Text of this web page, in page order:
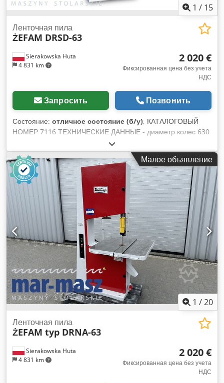
1 / 15
Sierakowska Huta
4 831 km
Ленточная пила
ŻEFAM DRSD-63
2 020 €
Фиксированная цена без учета
НДС
Запросить Позвонить
Состояние: отличное состояние (б/у), КАТАЛОГОВЫЙ
НОМЕР 7116 ТЕХНИЧЕСКИЕ ДАННЫЕ - диаметр колес 630
мм - размеры стола 880x700 мм - стол регулируется по
углу - двигатель 3 кВт - максимальная высота пропила 300
мм - вылет ленты — корпус 580 мм - диаметр патрубка для
отсоса 90 мм - 2 скорости вращения - тормоз - размеры дл/
шир/выс 1200x920x2250 мм - вес 702 кг ПРЕИМУЩЕСТВА –
польское производство Dcodpfxozh Hv Ss Alnek –
документация DTR – очень хорошее состояние –
использованная пила Нетто-цена: 8500 PLN Нетто-цена:
2020 EUR Нетто-цена рассчитана по курсу 4,2 PLN/EUR (при
значительных колебаниях курса цена может измениться)
Малое объявление
1 /20
Sierakowska Huta
4 831 km
Ленточная пила
ŻEFAM typ DRNA-63
2 020 €
Фиксированная цена без учета
НДС